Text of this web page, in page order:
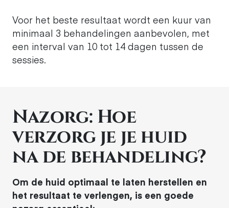
Voor het beste resultaat wordt een kuur van
minimaal 3 behandelingen aanbevolen, met
een interval van 10 tot 14 dagen tussen de
sessies.
Nazorg: Hoe
verzorg je je huid
na de behandeling?
Om de huid optimaal te laten herstellen en
het resultaat te verlengen, is een goede